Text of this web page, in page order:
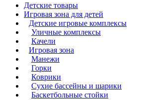
Детские товары
Игровая зона для детей
Детские игровые комплексы
Уличные комплексы
Качели
Игровая зона
Манежи
Горки
Коврики
Сухие бассейны и шарики
Баскетбольные стойки